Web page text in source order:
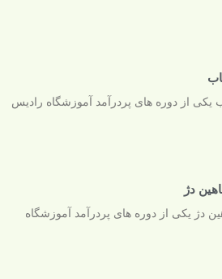
از دوره های پردرآمد آموزشگاه رادیس
دژ
دژ یکی از دوره های پردرآمد آموزشگاه